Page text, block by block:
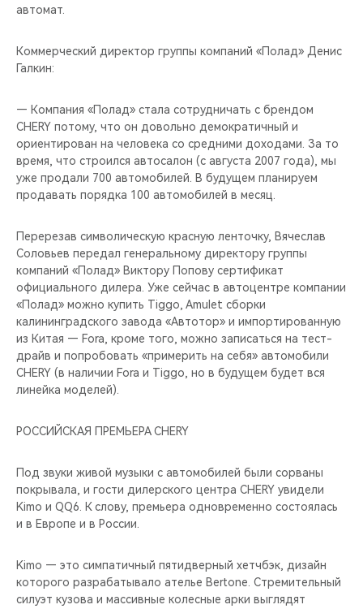
автомат.
Коммерческий директор группы компаний «Полад» Денис
Галкин:
— Компания «Полад» стала сотрудничать с брендом
CHERY потому, что он довольно демократичный и
ориентирован на человека со средними доходами. За то
время, что строился автосалон (с августа 2007 года), мы
уже продали 700 автомобилей. В будущем планируем
продавать порядка 100 автомобилей в месяц.
Перерезав символическую красную ленточку, Вячеслав
Соловьев передал генеральному директору группы
компаний «Полад» Виктору Попову сертификат
официального дилера. Уже сейчас в автоцентре компании
«Полад» можно купить Tiggo, Amulet сборки
калининградского завода «Автотор» и импортированную
из Китая — Fora, кроме того, можно записаться на тест-
драйв и попробовать «примерить на себя» автомобили
CHERY (в наличии Fora и Tiggo, но в будущем будет вся
линейка моделей).
РОССИЙСКАЯ ПРЕМЬЕРА CHERY
Под звуки живой музыки с автомобилей были сорваны
покрывала, и гости дилерского центра CHERY увидели
Kimo и QQ6. К слову, премьера одновременно состоялась
и в Европе и в России.
Kimo — это симпатичный пятидверный хетчбэк, дизайн
которого разрабатывало ателье Bertone. Стремительный
силуэт кузова и массивные колесные арки выглядят